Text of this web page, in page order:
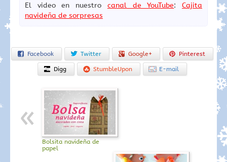
El video en nuestro canal de YouTube:Cajita
navideña de sorpresas
Facebook Twitter Google+ Pinterest
Digg StumbleUpon E-mail
Bolsita navideña de
papel